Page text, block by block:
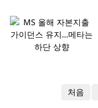
처음